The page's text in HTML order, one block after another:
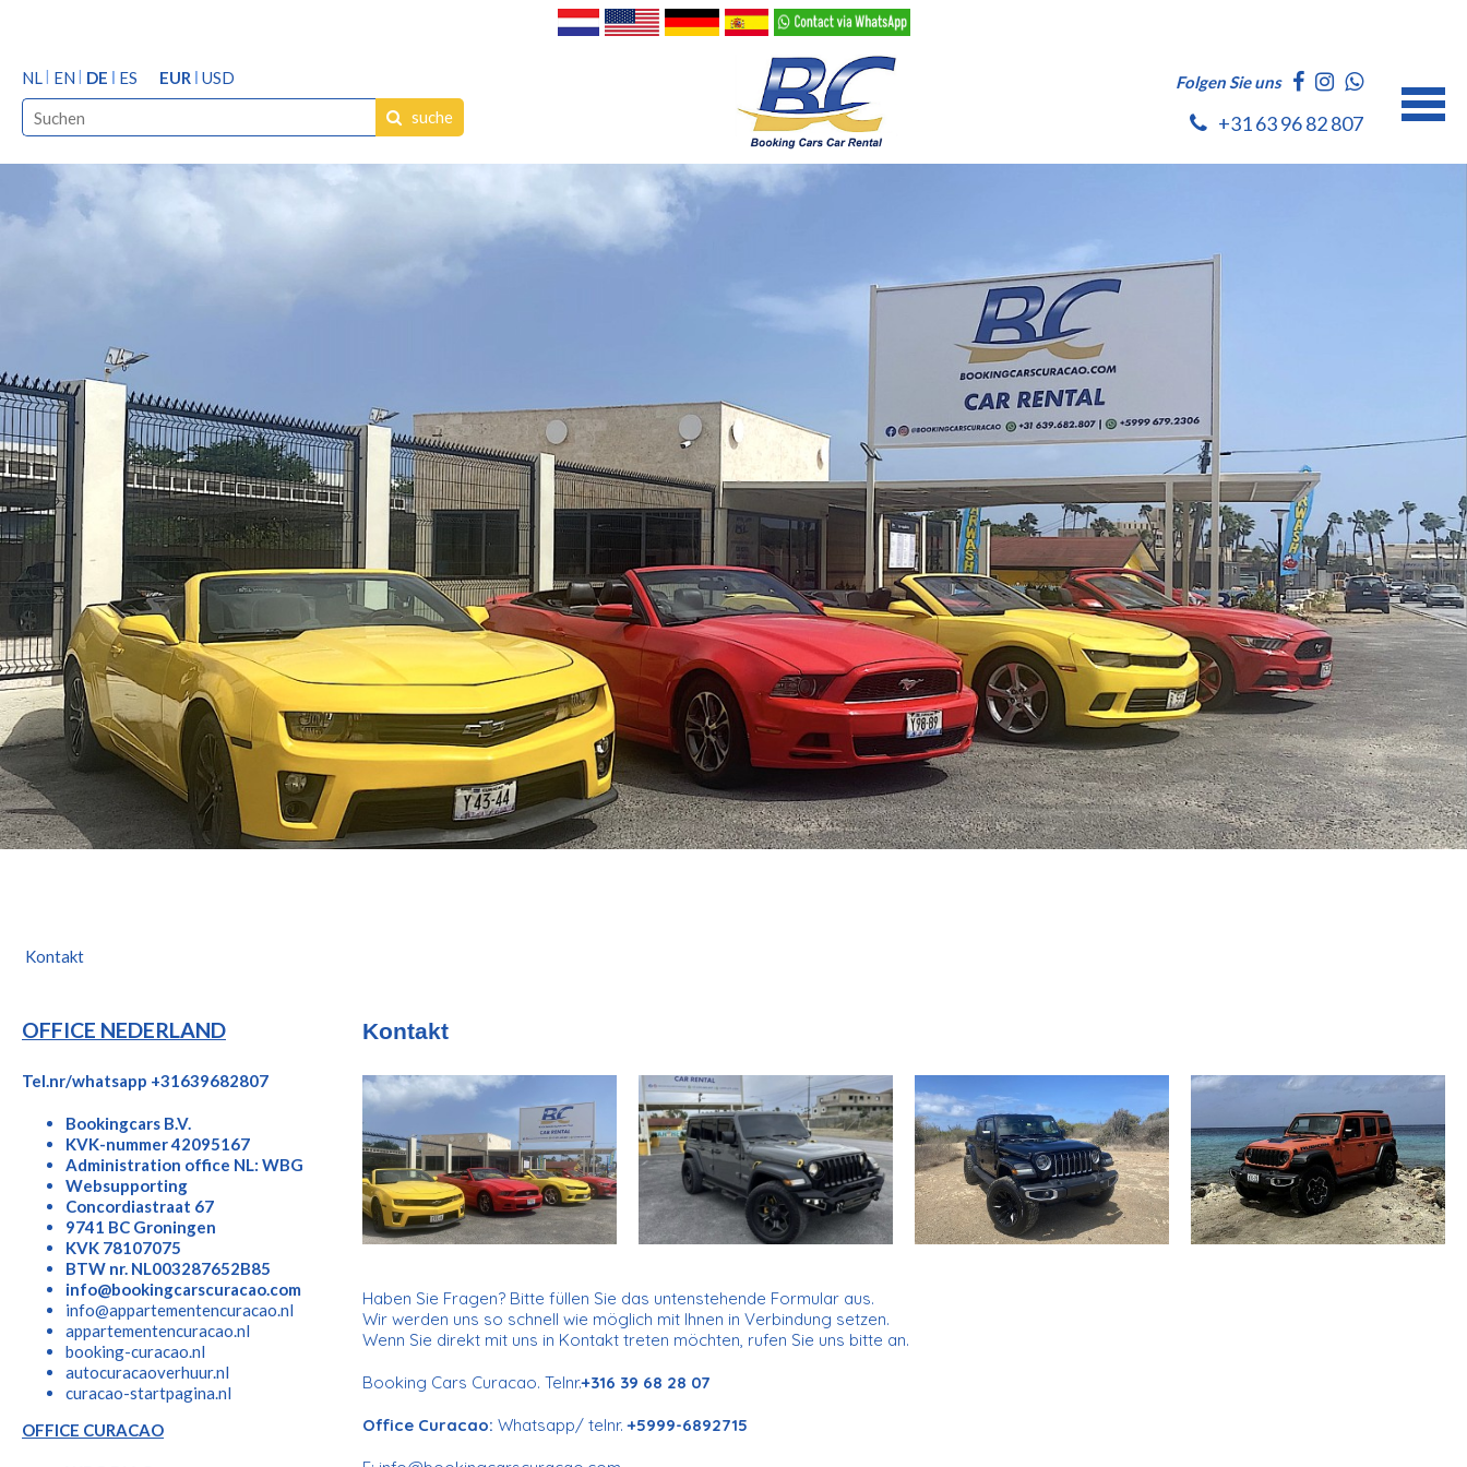
NL EN DE ES EUR USD
suche
Folgen Sie uns
+31 63 96 82 807
Kontakt
OFFICE NEDERLAND
Tel.nr/whatsapp +31639682807
Bookingcars B.V.
KVK-nummer 42095167
Administration office NL: WBG
Websupporting
Concordiastraat 67
9741 BC Groningen
KVK 78107075
BTW nr. NL003287652B85
info@bookingcarscuracao.com
info@appartementencuracao.nl
appartementencuracao.nl
booking-curacao.nl
autocuracaoverhuur.nl
curacao-startpagina.nl
OFFICE CURACAO
Kontakt
Haben Sie Fragen? Bitte füllen Sie das untenstehende Formular aus.
Wir werden uns so schnell wie möglich mit Ihnen in Verbindung setzen.
Wenn Sie direkt mit uns in Kontakt treten möchten, rufen Sie uns bitte an.
Booking Cars Curacao. Telnr.+316 39 68 28 07
Office Curacao: Whatsapp/ telnr. +5999-6892715